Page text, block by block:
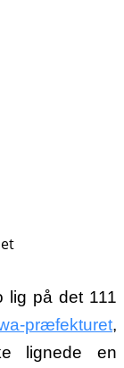
lig på det 111
præfekturet,
lignede en